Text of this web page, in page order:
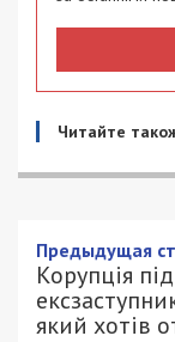
Читайте
Предыдущая
Корупція
який хотів